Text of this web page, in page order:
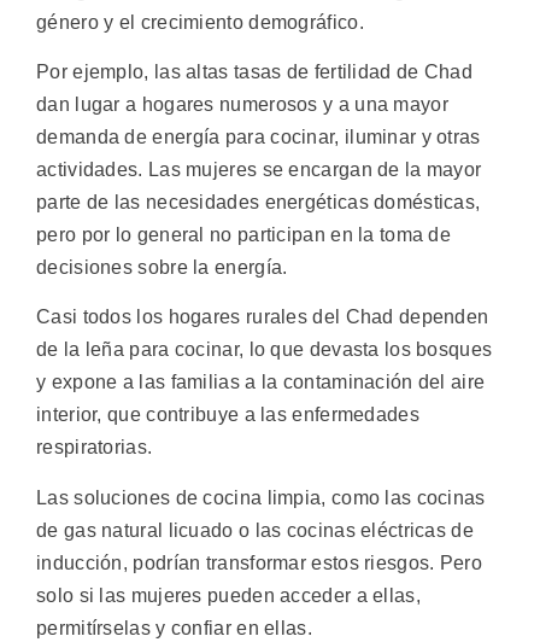
género y el crecimiento demográfico.
Por ejemplo, las altas tasas de fertilidad de Chad
dan lugar a hogares numerosos y a una mayor
demanda de energía para cocinar, iluminar y otras
actividades. Las mujeres se encargan de la mayor
parte de las necesidades energéticas domésticas,
pero por lo general no participan en la toma de
decisiones sobre la energía.
Casi todos los hogares rurales del Chad dependen
de la leña para cocinar, lo que devasta los bosques
y expone a las familias a la contaminación del aire
interior, que contribuye a las enfermedades
respiratorias.
Las soluciones de cocina limpia, como las cocinas
de gas natural licuado o las cocinas eléctricas de
inducción, podrían transformar estos riesgos. Pero
solo si las mujeres pueden acceder a ellas,
permitírselas y confiar en ellas.